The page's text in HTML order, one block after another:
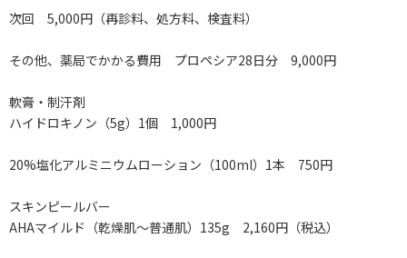
次回 5,000円（再診料、処方料、検査料）
その他、薬局でかかる費用 プロペシア28日分 9,000円
軟膏・制汗剤
ハイドロキノン（5g）1個 1,000円
20%塩化アルミニウムローション（100ml）1本 750円
スキンピールバー
AHAマイルド（乾燥肌～普通肌）135g 2,160円（税込）